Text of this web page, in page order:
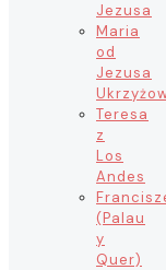
Jezusa
Maria
od
Jezusa
Teresa
z
Los
Andes
(Palau
y
Quer)